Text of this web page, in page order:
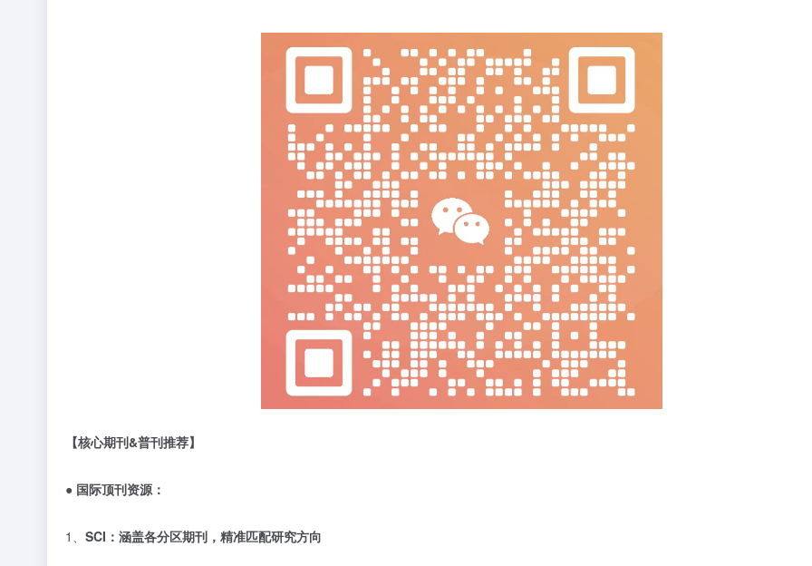
【核心期刊&普刊推荐】
● 国际顶刊资源：
1、 SCI ：涵盖各分区期刊，精准匹配研究方向